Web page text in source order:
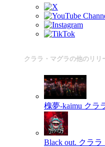
クララ・マグラの他のリリ
槐夢-kaimu クラ
Black out. クララ